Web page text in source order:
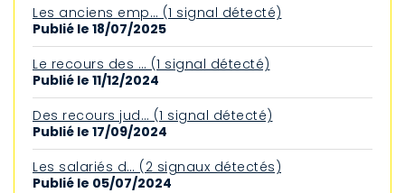
Les anciens emp… (1 signal détecté)
Publié le 18/07/2025
Le recours des … (1 signal détecté)
Publié le 11/12/2024
Des recours jud… (1 signal détecté)
Publié le 17/09/2024
Les salariés d… (2 signaux détectés)
Publié le 05/07/2024